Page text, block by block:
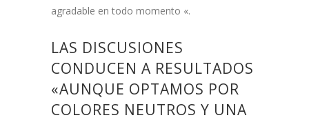
agradable en todo momento «.
LAS DISCUSIONES
CONDUCEN A RESULTADOS
«AUNQUE OPTAMOS POR
COLORES NEUTROS Y UNA